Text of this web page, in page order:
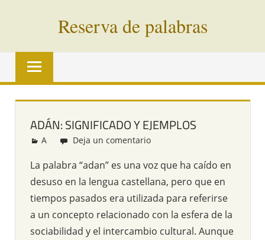
Reserva de palabras
Palabras
vías
todo
mundo
ADÁN: SIGNIFICADO Y EJEMPLOS
Redacción
A Deja un comentario
La palabra “adan” es una voz que ha caído en
desuso en la lengua castellana, pero que en
tiempos pasados era utilizada para referirse
a un concepto relacionado con la esfera de la
sociabilidad y el intercambio cultural. Aunque